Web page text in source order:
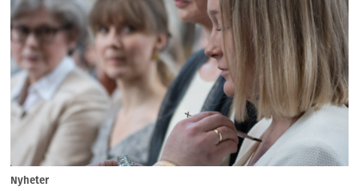
Nyheter